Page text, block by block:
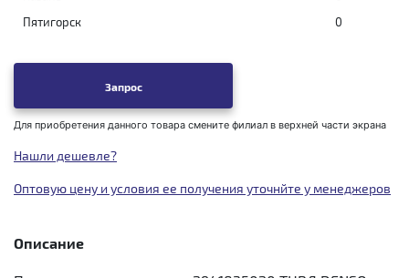
Пятигорск
0
Запрос
Для приобретения данного товара смените филиал в верхней части экрана
Нашли дешевле?
Оптовую цену и условия ее получения уточнйте у менеджеров
Описание